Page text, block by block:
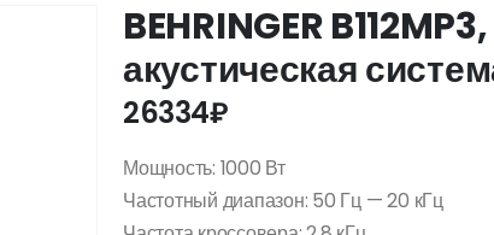
BEHRINGER
акустическая
26334₽
Мощность: 1000 Вт
Частотный диапазон: 50 Гц — 20 кГц